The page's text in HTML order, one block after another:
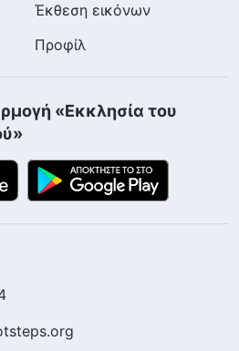
Έκθεση εικόνων
Προφίλ
«Εκκλησία του